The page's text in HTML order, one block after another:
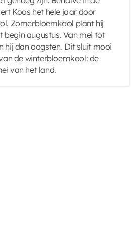
Koos het hele jaar door
Zomerbloemkool plant hij
begin augustus. Van mei tot
hij dan oogsten. Dit sluit mooi
de winterbloemkool: de
van het land.